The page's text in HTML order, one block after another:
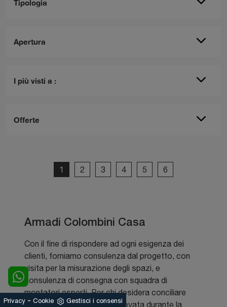
Tipologia
Apertura
I più visti a :
Offerte
1 2 3 4 5 6
Armadi Colombini Casa
Con il fine di rispondere ad ogni esigenza dei
clienti, forniamo consulenza dal progetto, con
visita per la misurazione degli spazi, e
consulenza di consegna con squadra di
montatori esperti. Per chi desidera conciliare
stile con finiture di qualità elevata durante la
Privacy - Cookie Gestisci i consensi